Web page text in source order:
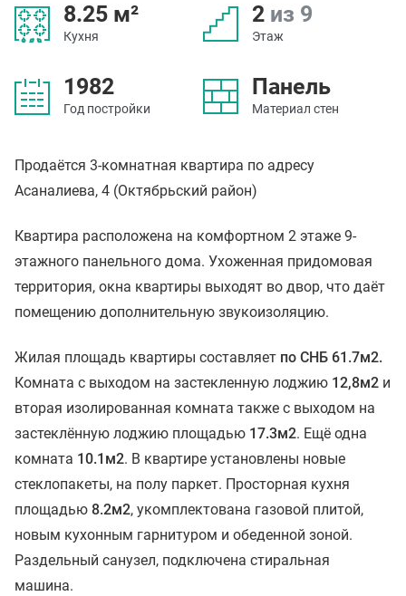
8.25 м²
Кухня
2 из 9
Этаж
1982
Год постройки
Панель
Материал стен
Продаётся 3-комнатная квартира по адресу
Асаналиева, 4 (Октябрьский район)
Квартира расположена на комфортном 2 этаже 9-
этажного панельного дома. Ухоженная придомовая
территория, окна квартиры выходят во двор, что даёт
помещению дополнительную звукоизоляцию.
Жилая площадь квартиры составляет по СНБ 61.7м2.
Комната с выходом на застекленную лоджию 12,8м2 и
вторая изолированная комната также с выходом на
застеклённую лоджию площадью 17.3м2. Ещё одна
комната 10.1м2. В квартире установлены новые
стеклопакеты, на полу паркет. Просторная кухня
площадью 8.2м2, укомплектована газовой плитой,
новым кухонным гарнитуром и обеденной зоной.
Раздельный санузел, подключена стиральная
машина.